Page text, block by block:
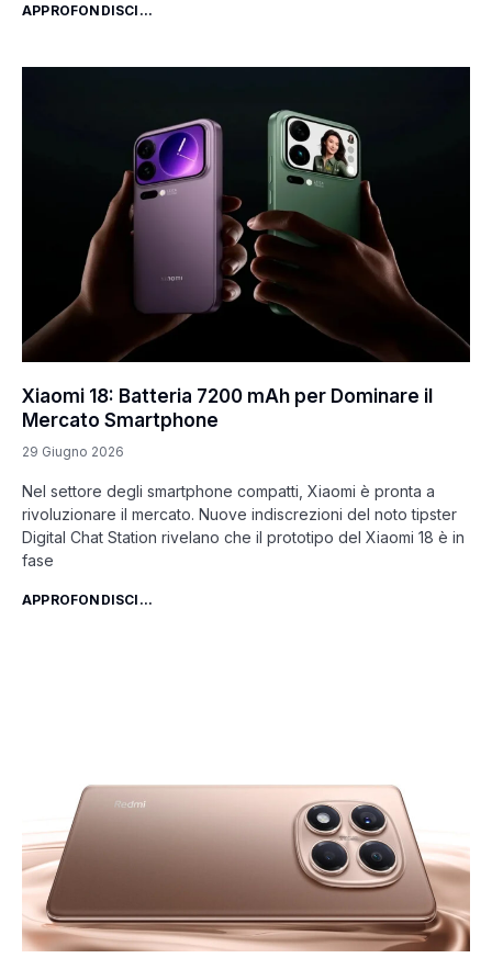
APPROFONDISCI...
Xiaomi 18: Batteria 7200 mAh per Dominare il
Mercato Smartphone
29 Giugno 2026
Nel settore degli smartphone compatti, Xiaomi è pronta a
rivoluzionare il mercato. Nuove indiscrezioni del noto tipster
Digital Chat Station rivelano che il prototipo del Xiaomi 18 è in
fase
APPROFONDISCI...